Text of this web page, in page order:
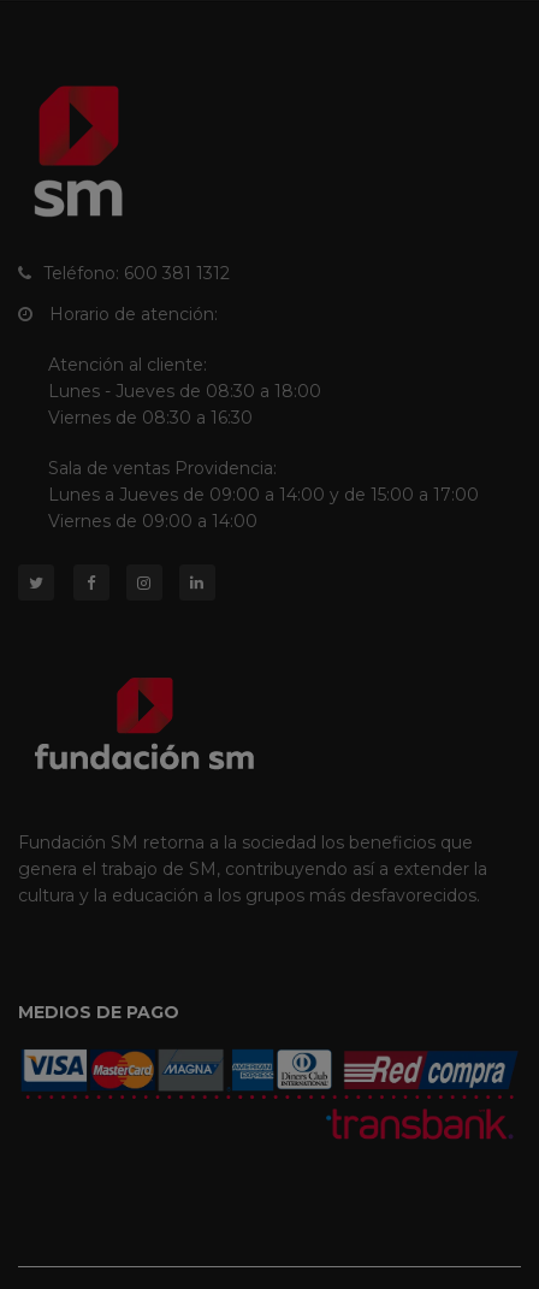
Teléfono: 600 381 1312
Horario de atención:
Atención al cliente:
Lunes - Jueves de 08:30 a 18:00
Viernes de 08:30 a 16:30
Sala de ventas Providencia:
Lunes a Jueves de 09:00 a 14:00 y de 15:00 a 17:00
Viernes de 09:00 a 14:00
Fundación SM retorna a la sociedad los beneficios que
genera el trabajo de SM, contribuyendo así a extender la
cultura y la educación a los grupos más desfavorecidos.
MEDIOS DE PAGO